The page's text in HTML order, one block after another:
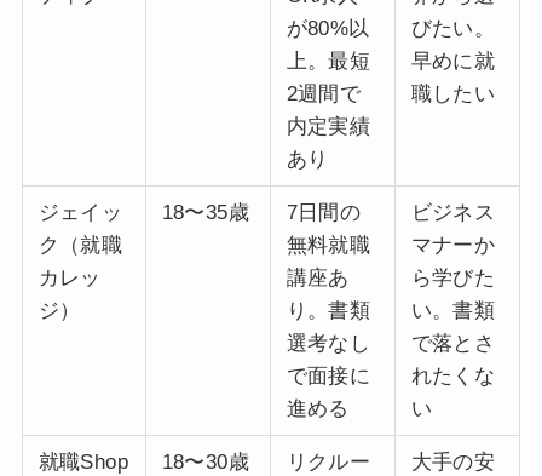
が80%以
上。最短
2週間で
内定実績
あり
びたい。
早めに就
職したい
ジェイッ
ク（就職
カレッ
ジ）
18〜35歳
7日間の
無料就職
講座あ
り。書類
選考なし
で面接に
進める
ビジネス
マナーか
ら学びた
い。書類
で落とさ
れたくな
い
就職Shop 18〜30歳
リクルー
大手の安